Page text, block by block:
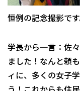
恒例の記念撮影です
学長から一言：佐
ました！なんと頼
ィに、多くの女子